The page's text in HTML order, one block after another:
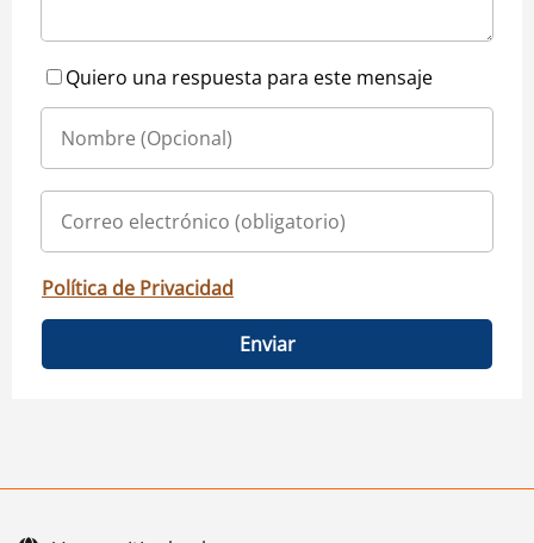
Quiero una respuesta para este mensaje
Política de Privacidad
Enviar